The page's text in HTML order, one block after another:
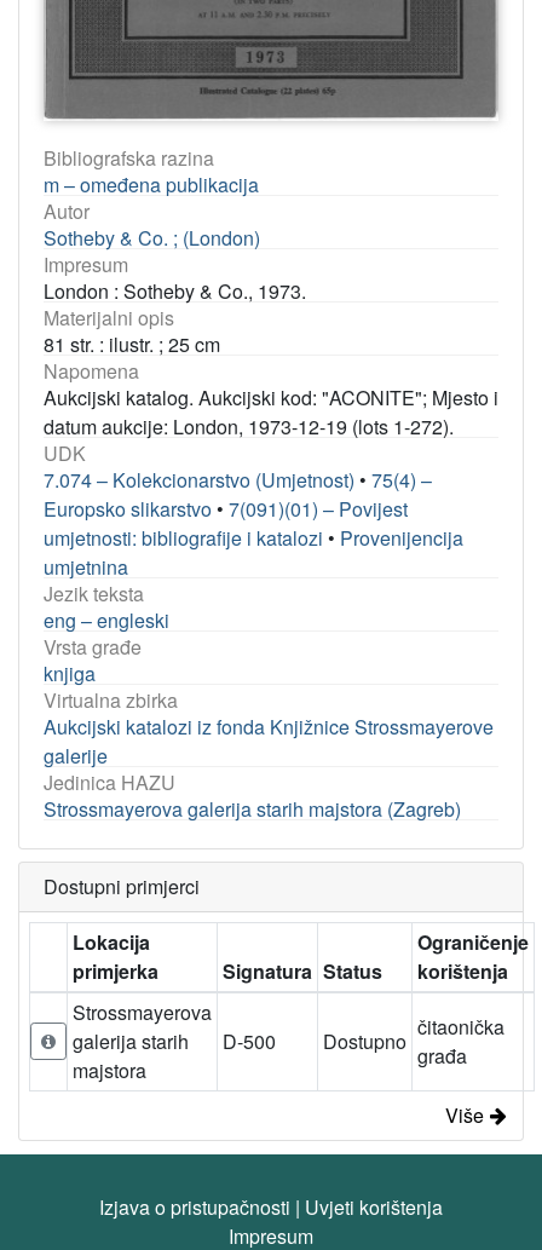
Bibliografska razina
m – omeđena publikacija
Autor
Sotheby & Co. ; (London)
Impresum
London : Sotheby & Co., 1973.
Materijalni opis
81 str. : ilustr. ; 25 cm
Napomena
Aukcijski katalog. Aukcijski kod: "ACONITE"; Mjesto i
datum aukcije: London, 1973-12-19 (lots 1-272).
UDK
7.074 – Kolekcionarstvo (Umjetnost) • 75(4) –
Europsko slikarstvo • 7(091)(01) – Povijest
umjetnosti: bibliografije i katalozi • Provenijencija
umjetnina
Jezik teksta
eng – engleski
Vrsta građe
knjiga
Virtualna zbirka
Aukcijski katalozi iz fonda Knjižnice Strossmayerove
galerije
Jedinica HAZU
Strossmayerova galerija starih majstora (Zagreb)
Dostupni primjerci
Lokacija
primjerka
Signatura Status
Ograničenje
korištenja
Strossmayerova
galerija starih
majstora
D-500 Dostupno
čitaonička
građa
Više
Izjava o pristupačnosti | Uvjeti korištenja
Impresum